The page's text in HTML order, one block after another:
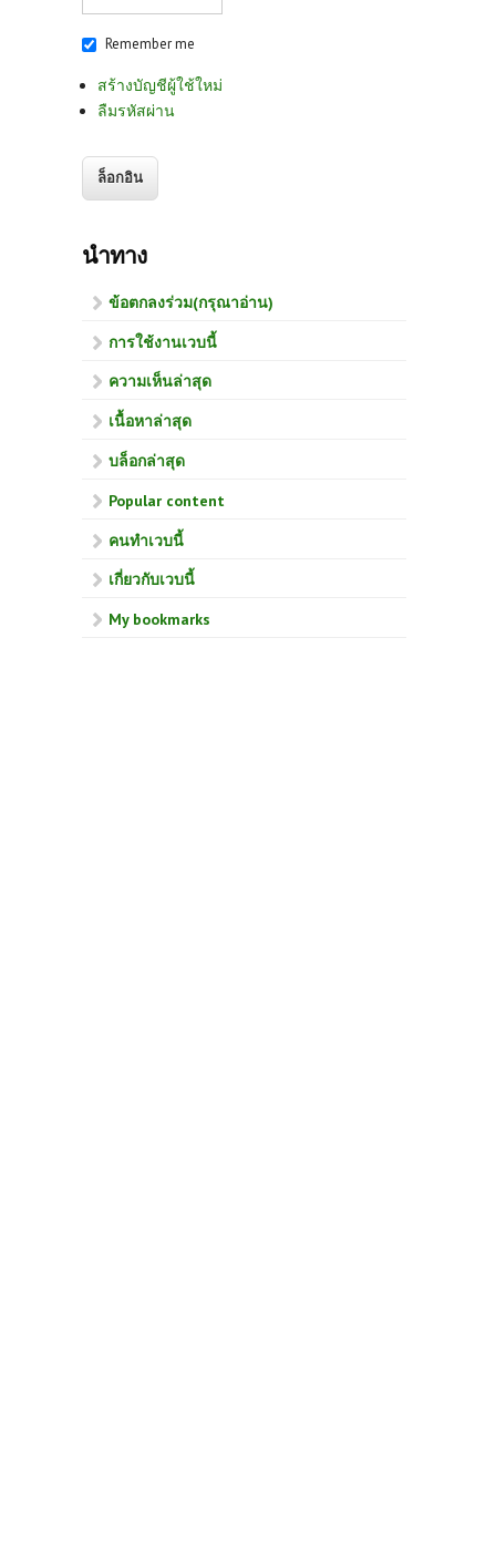
Remember me
สร้างบัญชีผู้ใช้ใหม่
ลืมรหัสผ่าน
นำทาง
ข้อตกลงร่วม(กรุณาอ่าน)
การใช้งานเวบนี้
ความเห็นล่าสุด
เนื้อหาล่าสุด
บล็อกล่าสุด
Popular content
คนทำเวบนี้
เกี่ยวกับเวบนี้
My bookmarks